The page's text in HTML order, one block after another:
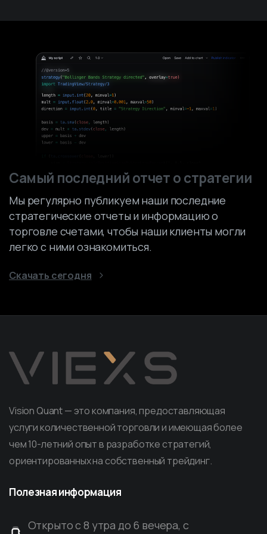
to
Самый последний отчет о стратегии
Мы регулярно публикуем наши последние
стратегические отчеты и информацию о
торговле счетами, чтобы наши клиенты могли
легко с ними ознакомиться.
Скачать сегодня
Vision Quant — это компания, предоставляющая
услуги количественной торговли и имеющая более
чем 10-летний опыт в разработке стратегий,
ориентированных на собственный трейдинг.
Полезнаяинформация
Открыто с 8 утра до 6 вечера, с